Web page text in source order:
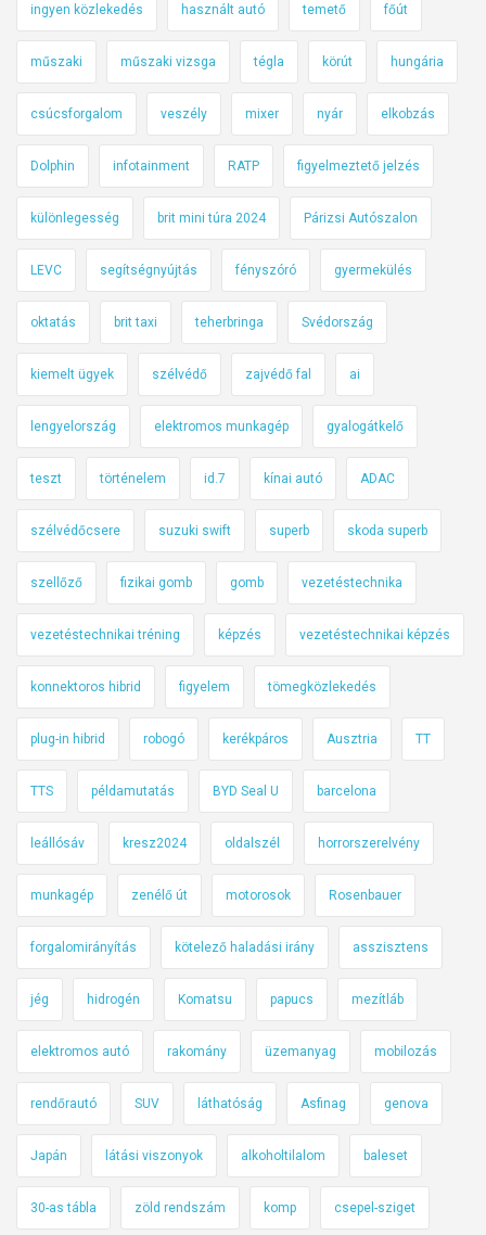
ingyen közlekedés használt autó temető főút
műszaki műszaki vizsga tégla körút hungária
csúcsforgalom veszély mixer nyár elkobzás
Dolphin infotainment RATP figyelmeztető jelzés
különlegesség brit mini túra 2024 Párizsi Autószalon
LEVC segítségnyújtás fényszóró gyermekülés
oktatás brit taxi teherbringa Svédország
kiemelt ügyek szélvédő zajvédő fal ai
lengyelország elektromos munkagép gyalogátkelő
teszt történelem id.7 kínai autó ADAC
szélvédőcsere suzuki swift superb skoda superb
szellőző fizikai gomb gomb vezetéstechnika
vezetéstechnikai tréning képzés vezetéstechnikai képzés
konnektoros hibrid figyelem tömegközlekedés
plug-in hibrid robogó kerékpáros Ausztria TT
TTS példamutatás BYD Seal U barcelona
leállósáv kresz2024 oldalszél horrorszerelvény
munkagép zenélő út motorosok Rosenbauer
forgalomirányítás kötelező haladási irány asszisztens
jég hidrogén Komatsu papucs mezítláb
elektromos autó rakomány üzemanyag mobilozás
rendőrautó SUV láthatóság Asfinag genova
Japán látási viszonyok alkoholtilalom baleset
30-as tábla zöld rendszám komp csepel-sziget